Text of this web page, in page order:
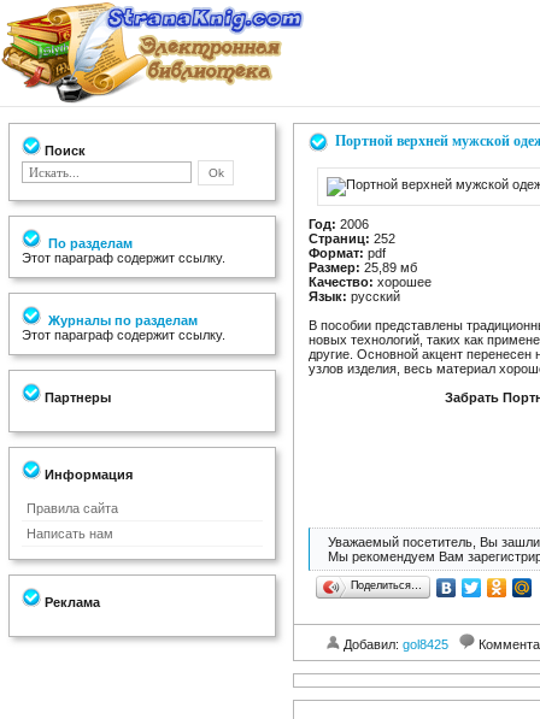
Поиск
По разделам
Этот параграф содержит ссылку.
Журналы по разделам
Этот параграф содержит ссылку.
Партнеры
Информация
Правила сайта
Написать нам
Реклама
Портной верхней мужской
Год: 2006
Страниц: 252
Формат: pdf
Размер: 25,89 мб
Качество: хорошее
Язык: русский
В пособии представлены
новых технологий, таких как
другие. Основной акцент перенесен
узлов изделия, весь материал
Забрать
Уважаемый посетитель, Вы зашли
Мы рекомендуем Вам
Поделиться…
Добавил: gol8425